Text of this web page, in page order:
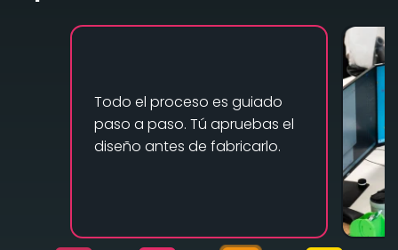
Todo el proceso es guiado
paso a paso. Tú apruebas el
diseño antes de fabricarlo.